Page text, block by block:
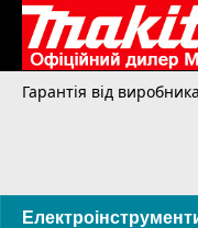
Гарантія від виробника